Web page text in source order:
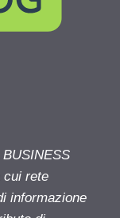
cui rete
informazione